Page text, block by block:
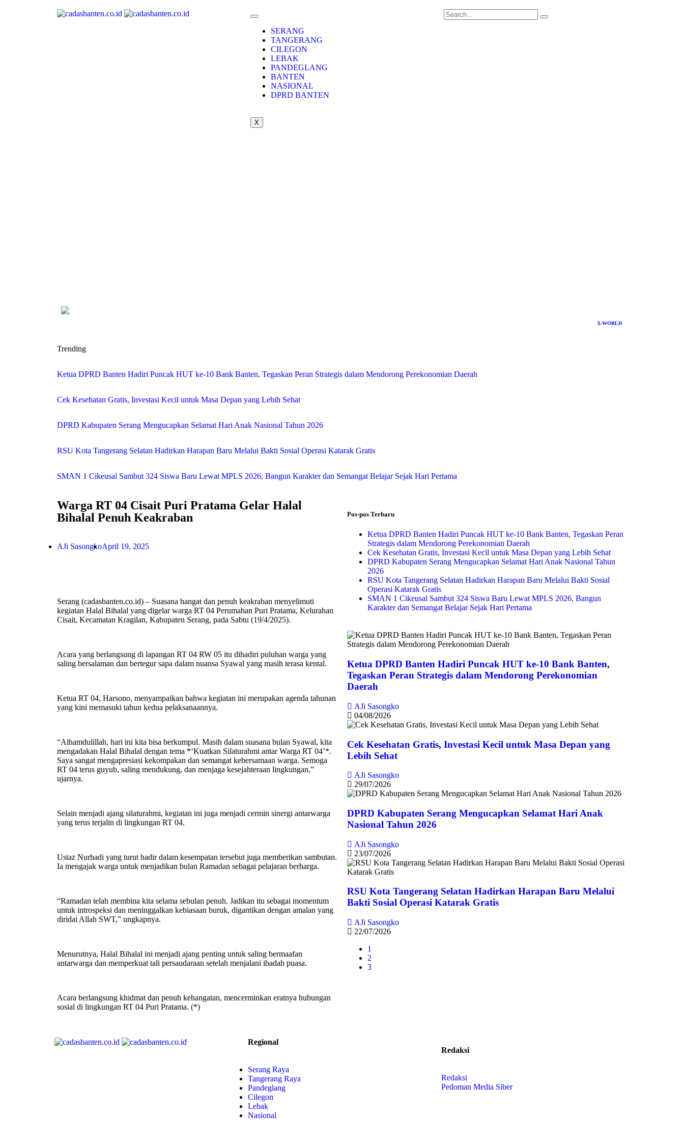
SERANG
TANGERANG
CILEGON
LEBAK
PANDEGLANG
BANTEN
NASIONAL
DPRD BANTEN
X
X-WORLD
Trending
Ketua DPRD Banten Hadiri Puncak HUT ke-10 Bank Banten, Tegaskan Peran Strategis dalam Mendorong Perekonomian Daerah
Cek Kesehatan Gratis, Investasi Kecil untuk Masa Depan yang Lebih Sehat
DPRD Kabupaten Serang Mengucapkan Selamat Hari Anak Nasional Tahun 2026
RSU Kota Tangerang Selatan Hadirkan Harapan Baru Melalui Bakti Sosial Operasi Katarak Gratis
SMAN 1 Cikeusal Sambut 324 Siswa Baru Lewat MPLS 2026, Bangun Karakter dan Semangat Belajar Sejak Hari Pertama
Warga RT 04 Cisait Puri Pratama Gelar Halal
Bihalal Penuh Keakraban
AJi SasongkoApril 19, 2025
Serang (cadasbanten.co.id) – Suasana hangat dan penuh keakraban menyelimuti
kegiatan Halal Bihalal yang digelar warga RT 04 Perumahan Puri Pratama, Kelurahan
Cisait, Kecamatan Kragilan, Kabupaten Serang, pada Sabtu (19/4/2025).
Acara yang berlangsung di lapangan RT 04 RW 05 itu dihadiri puluhan warga yang
saling bersalaman dan bertegur sapa dalam nuansa Syawal yang masih terasa kental.
Ketua RT 04, Harsono, menyampaikan bahwa kegiatan ini merupakan agenda tahunan
yang kini memasuki tahun kedua pelaksanaannya.
“Alhamdulillah, hari ini kita bisa berkumpul. Masih dalam suasana bulan Syawal, kita
mengadakan Halal Bihalal dengan tema *‘Kuatkan Silaturahmi antar Warga RT 04’*.
Saya sangat mengapresiasi kekompakan dan semangat kebersamaan warga. Semoga
RT 04 terus guyub, saling mendukung, dan menjaga kesejahteraan lingkungan,”
ujarnya.
Selain menjadi ajang silaturahmi, kegiatan ini juga menjadi cermin sinergi antarwarga
yang terus terjalin di lingkungan RT 04.
Ustaz Nurhadi yang turut hadir dalam kesempatan tersebut juga memberikan sambutan.
Ia mengajak warga untuk menjadikan bulan Ramadan sebagai pelajaran berharga.
“Ramadan telah membina kita selama sebulan penuh. Jadikan itu sebagai momentum
untuk introspeksi dan meninggalkan kebiasaan buruk, digantikan dengan amalan yang
diridai Allah SWT,” ungkapnya.
Menurutnya, Halal Bihalal ini menjadi ajang penting untuk saling bermaafan
antarwarga dan memperkuat tali persaudaraan setelah menjalani ibadah puasa.
Acara berlangsung khidmat dan penuh kehangatan, mencerminkan eratnya hubungan
sosial di lingkungan RT 04 Puri Pratama. (*)
Pos-pos Terbaru
Ketua DPRD Banten Hadiri Puncak HUT ke-10 Bank Banten, Tegaskan Peran
Strategis dalam Mendorong Perekonomian Daerah
Cek Kesehatan Gratis, Investasi Kecil untuk Masa Depan yang Lebih Sehat
DPRD Kabupaten Serang Mengucapkan Selamat Hari Anak Nasional Tahun
2026
RSU Kota Tangerang Selatan Hadirkan Harapan Baru Melalui Bakti Sosial
Operasi Katarak Gratis
SMAN 1 Cikeusal Sambut 324 Siswa Baru Lewat MPLS 2026, Bangun
Karakter dan Semangat Belajar Sejak Hari Pertama
Ketua DPRD Banten Hadiri Puncak HUT ke-10 Bank Banten,
Tegaskan Peran Strategis dalam Mendorong Perekonomian
Daerah
AJi Sasongko
04/08/2026
Cek Kesehatan Gratis, Investasi Kecil untuk Masa Depan yang
Lebih Sehat
AJi Sasongko
29/07/2026
DPRD Kabupaten Serang Mengucapkan Selamat Hari Anak
Nasional Tahun 2026
AJi Sasongko
23/07/2026
RSU Kota Tangerang Selatan Hadirkan Harapan Baru Melalui
Bakti Sosial Operasi Katarak Gratis
AJi Sasongko
22/07/2026
1
2
3
Regional
Serang Raya
Tangerang Raya
Pandeglang
Cilegon
Lebak
Nasional
Redaksi
Redaksi
Pedoman Media Siber